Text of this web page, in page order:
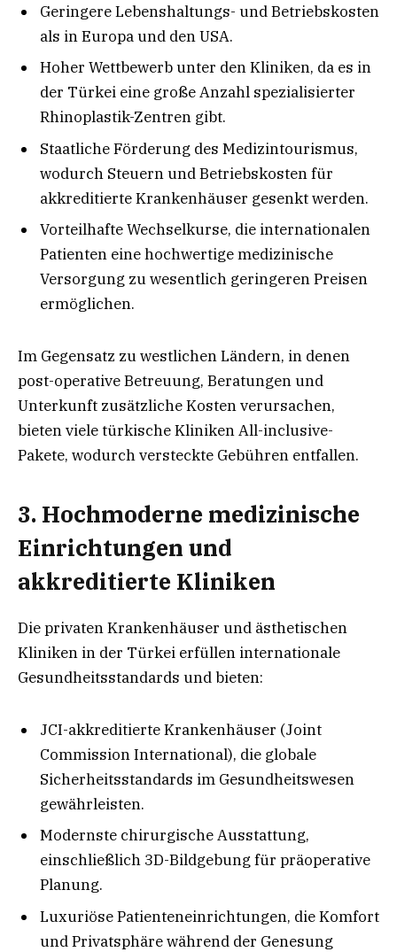
Geringere Lebenshaltungs- und Betriebskosten
als in Europa und den USA.
Hoher Wettbewerb unter den Kliniken, da es in
der Türkei eine große Anzahl spezialisierter
Rhinoplastik-Zentren gibt.
Staatliche Förderung des Medizintourismus,
wodurch Steuern und Betriebskosten für
akkreditierte Krankenhäuser gesenkt werden.
Vorteilhafte Wechselkurse, die internationalen
Patienten eine hochwertige medizinische
Versorgung zu wesentlich geringeren Preisen
ermöglichen.
Im Gegensatz zu westlichen Ländern, in denen
post-operative Betreuung, Beratungen und
Unterkunft zusätzliche Kosten verursachen,
bieten viele türkische Kliniken All-inclusive-
Pakete, wodurch versteckte Gebühren entfallen.
3. Hochmoderne medizinische
Einrichtungen und
akkreditierte Kliniken
Die privaten Krankenhäuser und ästhetischen
Kliniken in der Türkei erfüllen internationale
Gesundheitsstandards und bieten:
JCI-akkreditierte Krankenhäuser (Joint
Commission International), die globale
Sicherheitsstandards im Gesundheitswesen
gewährleisten.
Modernste chirurgische Ausstattung,
einschließlich 3D-Bildgebung für präoperative
Planung.
Luxuriöse Patienteneinrichtungen, die Komfort
und Privatsphäre während der Genesung